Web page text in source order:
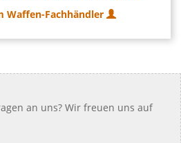
Waffen-Fachhändler
an uns? Wir freuen uns auf